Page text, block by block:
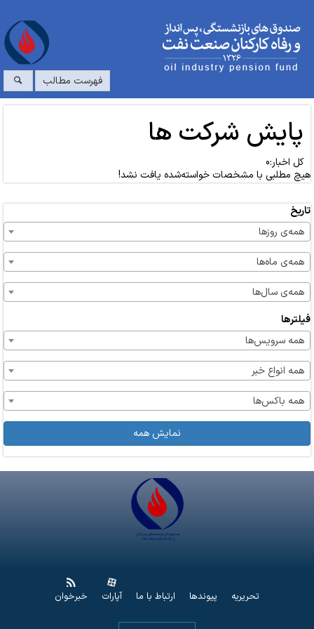
فهرست مطالب
پایش شرکت ها
کل اخبار:0
هیچ مطلبی با مشخصات خواسته‌شده یافت نشد!
تاریخ
همه‌ی روزها
همه‌ی ماه‌ها
همه‌ی سال‌ها
فیلترها
همه سرویس‌ها
همه انواع خبر
همه باکس‌ها
نمایش همه
تحریریه پیوندها ارتباط با ما آپارات خبرخوان